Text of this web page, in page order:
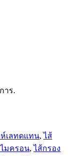
าร.
เลทดแทน,ไส้
ไมครอน,ไส้กรอง